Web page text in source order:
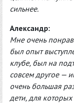
сильнее.
Александр:
Мне очень
был опыт
клубе, был на
совсем другое —
очень большая
дети, для